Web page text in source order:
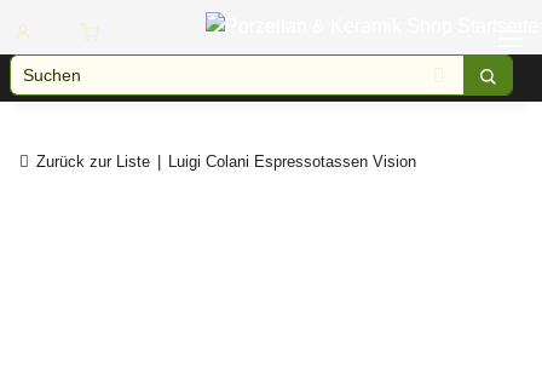
Zurück zur Liste Luigi Colani Espressotassen Vision